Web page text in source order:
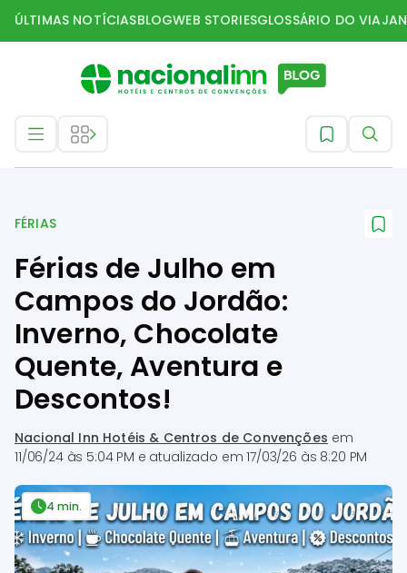
ÚLTIMAS NOTÍCIASBLOGWEB STORIESGLOSSÁRIO DO
FÉRIAS
Férias de Julho em
Campos do Jordão:
Inverno, Chocolate
Quente, Aventura e
Descontos!
Nacional Inn Hotéis & Centros de Convenções em
11/06/24 às 5:04 PM e atualizado em17/03/26 às 8:20 PM
4 min.